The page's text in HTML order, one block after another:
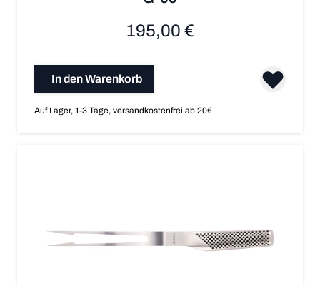
195,00 €
In den Warenkorb
Auf Lager, 1-3 Tage, versandkostenfrei ab 20€